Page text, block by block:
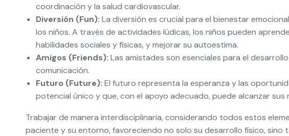
coordinación y la salud cardiovascular.
Diversión (Fun): La diversión es crucial para el bienestar
los niños. A través de actividades lúdicas, los niños pueden
habilidades sociales y físicas, y mejorar su autoestima.
Amigos (Friends): Las amistades son esenciales para el
comunicación.
Futuro (Future): El futuro representa la esperanza y las
potencial único y que, con el apoyo adecuado, puede alcanzar
Trabajar de manera interdisciplinaria, considerando todos estos
paciente y su entorno, favoreciendo no solo su desarrollo físico, sino